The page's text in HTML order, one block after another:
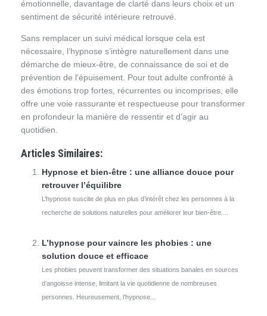
émotionnelle, davantage de clarté dans leurs choix et un
sentiment de sécurité intérieure retrouvé.
Sans remplacer un suivi médical lorsque cela est
nécessaire, l’hypnose s’intègre naturellement dans une
démarche de mieux-être, de connaissance de soi et de
prévention de l’épuisement. Pour tout adulte confronté à
des émotions trop fortes, récurrentes ou incomprises, elle
offre une voie rassurante et respectueuse pour transformer
en profondeur la manière de ressentir et d’agir au
quotidien.
Articles Similaires:
Hypnose et bien-être : une alliance douce pour
retrouver l’équilibre
L’hypnose suscite de plus en plus d’intérêt chez les personnes à la
recherche de solutions naturelles pour améliorer leur bien-être....
L’hypnose pour vaincre les phobies : une
solution douce et efficace
Les phobies peuvent transformer des situations banales en sources
d’angoisse intense, limitant la vie quotidienne de nombreuses
personnes. Heureusement, l’hypnose...